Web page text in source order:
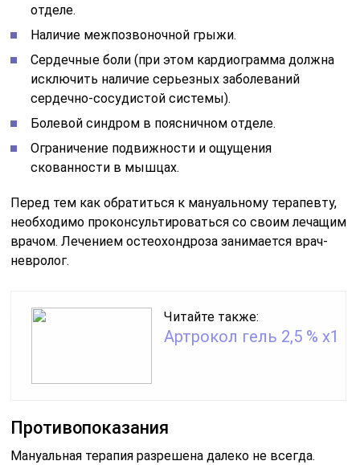
отделе.
Наличие межпозвоночной грыжи.
Сердечные боли (при этом кардиограмма должна
исключить наличие серьезных заболеваний
сердечно-сосудистой системы).
Болевой синдром в поясничном отделе.
Ограничение подвижности и ощущения
скованности в мышцах.
Перед тем как обратиться к мануальному терапевту,
необходимо проконсультироваться со своим лечащим
врачом. Лечением остеохондроза занимается врач-
невролог.
Читайте также:
Артрокол гель 2,5 % x1
Противопоказания
Мануальная терапия разрешена далеко не всегда.